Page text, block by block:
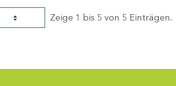
Zeige 1 bis 5 von 5 Einträgen.